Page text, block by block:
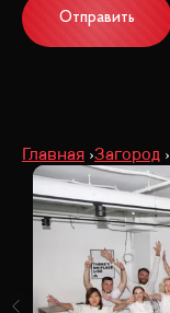
Отправить
Главная Загород